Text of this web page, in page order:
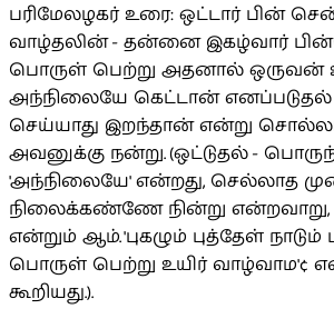
பரிமேலழகர் உரை: ஒட்டார் பின்
வாழ்தலின் - தன்னை இகழ்வார்
பொருள் பெற்று அதனால் ஒருவன்
அந்நிலையே கெட்டான் எனப்படுதல்
செய்யாது இறந்தான் என்று
அவனுக்கு நன்று. (ஒட்டுதல் -
'அந்நிலையே' என்றது, செல்லாத
நிலைக்கண்ணே நின்று
என்றும் ஆம். 'புகழும் புத்தேள்
பொருள் பெற்று உயிர் வாழ்வாம'¢
கூறியது.).